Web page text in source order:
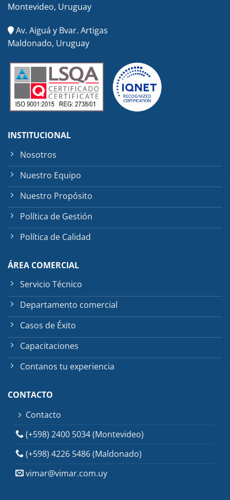
Montevideo, Uruguay
Av. Aiguá y Bvar. Artigas
Maldonado, Uruguay
INSTITUCIONAL
Nosotros
Nuestro Equipo
Nuestro Propósito
Política de Gestión
Política de Calidad
ÁREA COMERCIAL
Servicio Técnico
Departamento comercial
Casos de Éxito
Capacitaciones
Contanos tu experiencia
CONTACTO
Contacto
(+598) 2400 5034 (Montevideo)
(+598) 4226 5486 (Maldonado)
vimar@vimar.com.uy